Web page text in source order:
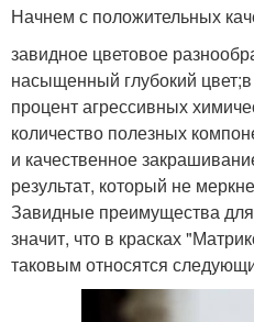
Начнем с положительных
завидное цветовое
насыщенный глубокий
процент агрессивных
количество полезных
и качественное
результат, который не
Завидные преимущества
значит, что в красках
таковым относятся